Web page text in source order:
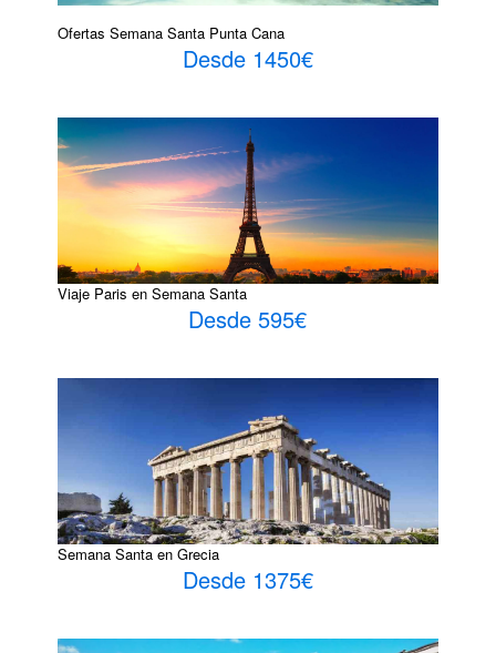
Ofertas Semana Santa Punta Cana
Desde 1450€
Viaje Paris en Semana Santa
Desde 595€
Semana Santa en Grecia
Desde 1375€